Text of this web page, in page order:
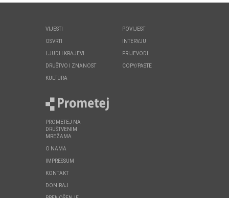
VIJESTI
OSVRTI
LJUDI I KRAJEVI
DRUŠTVO I ZNANOST
KULTURA
POVIJEST
INTERVJU
PRIJEVODI
COPY/PASTE
PROMETEJ NA
DRUŠTVENIM
MREŽAMA
O NAMA
IMPRESSUM
KONTAKT
DONIRAJ